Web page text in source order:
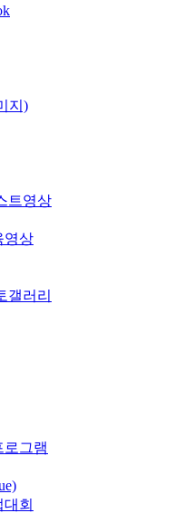
지)
트영상
영상
갤러리
로그램
회